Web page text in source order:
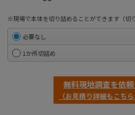
※現場で本体を切り詰めることができます（切
必要なし
1か所切詰め
無料現地調査を依
（お見積り詳細もこちら